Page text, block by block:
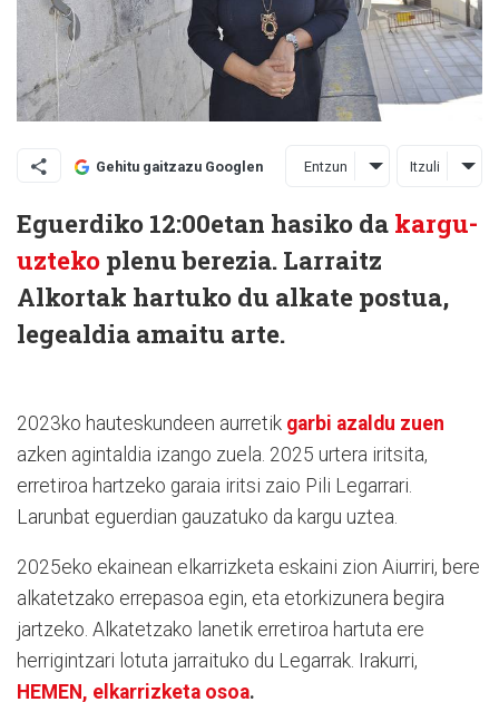
Gehitu gaitzazu Googlen Entzun Itzuli
Eguerdiko 12:00etan hasiko da kargu-
uzteko plenu berezia. Larraitz
Alkortak hartuko du alkate postua,
legealdia amaitu arte.
2023ko hauteskundeen aurretik garbi azaldu zuen
azken agintaldia izango zuela. 2025 urtera iritsita,
erretiroa hartzeko garaia iritsi zaio Pili Legarrari.
Larunbat eguerdian gauzatuko da kargu uztea.
2025eko ekainean elkarrizketa eskaini zion Aiurriri, bere
alkatetzako errepasoa egin, eta etorkizunera begira
jartzeko. Alkatetzako lanetik erretiroa hartuta ere
herrigintzari lotuta jarraituko du Legarrak. Irakurri,
HEMEN, elkarrizketa osoa.